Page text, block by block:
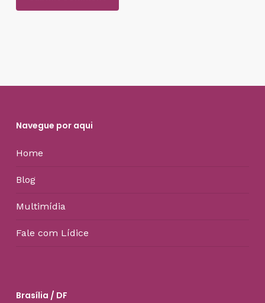
Navegue por aqui
Home
Blog
Multimídia
Fale com Lídice
Brasília / DF